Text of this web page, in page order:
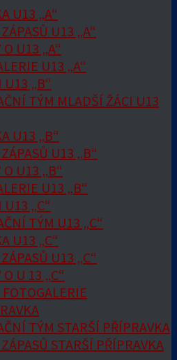
U13 „A“
U13 „A“
U13 „A“
U13 „A“
U13 „B“
TÝM MLADŠÍ ŽÁCI U13
U13 „B“
U13 „B“
O U13 „B“
U13 „B“
„C“
TÝM U13 „C“
U13 „C“
U13 „C“
U 13 „C“
FOTOGALERIE
TÝM STARŠÍ PŘÍPRAVKA
STARŠÍ PŘÍPRAVKA